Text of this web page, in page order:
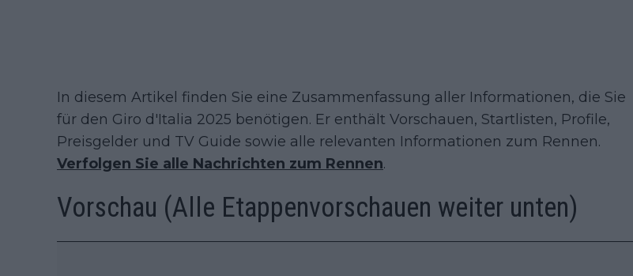
In diesem Artikel finden Sie eine Zusammenfassung aller Informationen, die Sie
für den Giro d'Italia 2025 benötigen. Er enthält Vorschauen, Startlisten, Profile,
Preisgelder und TV Guide sowie alle relevanten Informationen zum Rennen.
Verfolgen Sie alle Nachrichten zum Rennen.
Vorschau (Alle Etappenvorschauen weiter unten)